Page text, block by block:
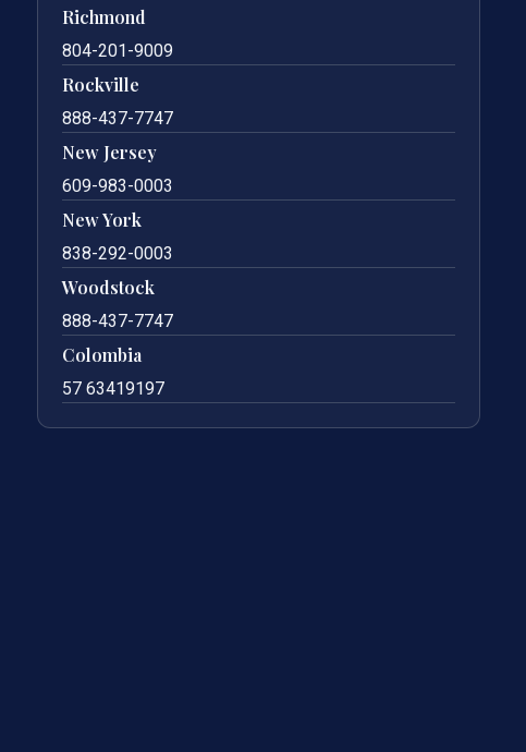
Richmond
804-201-9009
Rockville
888-437-7747
New Jersey
609-983-0003
New York
838-292-0003
Woodstock
888-437-7747
Colombia
57 63419197